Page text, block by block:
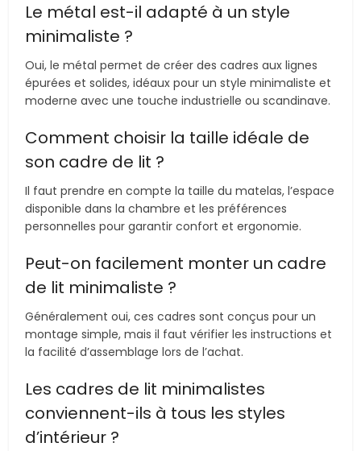
Le métal est-il adapté à un style
minimaliste ?
Oui, le métal permet de créer des cadres aux lignes
épurées et solides, idéaux pour un style minimaliste et
moderne avec une touche industrielle ou scandinave.
Comment choisir la taille idéale de
son cadre de lit ?
Il faut prendre en compte la taille du matelas, l’espace
disponible dans la chambre et les préférences
personnelles pour garantir confort et ergonomie.
Peut-on facilement monter un cadre
de lit minimaliste ?
Généralement oui, ces cadres sont conçus pour un
montage simple, mais il faut vérifier les instructions et
la facilité d’assemblage lors de l’achat.
Les cadres de lit minimalistes
conviennent-ils à tous les styles
d’intérieur ?